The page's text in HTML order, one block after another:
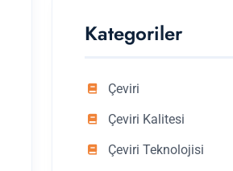
Kategoriler
Çeviri
Çeviri Kalitesi
Çeviri Teknolojisi